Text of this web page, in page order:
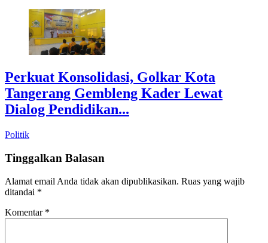
Perkuat Konsolidasi, Golkar Kota
Tangerang Gembleng Kader Lewat
Dialog Pendidikan...
Politik
Tinggalkan Balasan
Alamat email Anda tidak akan dipublikasikan. Ruas yang wajib
ditandai *
Komentar *